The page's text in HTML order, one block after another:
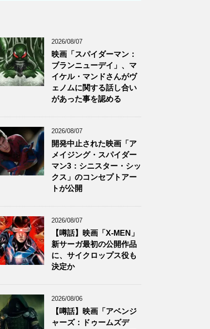
2026/08/07
映画「スパイダーマン：
ブランニューデイ」、マ
イケル・マンドさんがヴ
ェノムに関する話し合い
があった事を認める
2026/08/07
開発中止された映画「ア
メイジング・スパイダー
マン3：シニスター・シッ
クス」のコンセプトアー
トが公開
2026/08/07
【噂話】映画「X-MEN」
新サーガ最初の公開作品
に、サイクロップス役も
決定か
2026/08/06
【噂話】映画「アベンジ
ャーズ：ドゥームズデ